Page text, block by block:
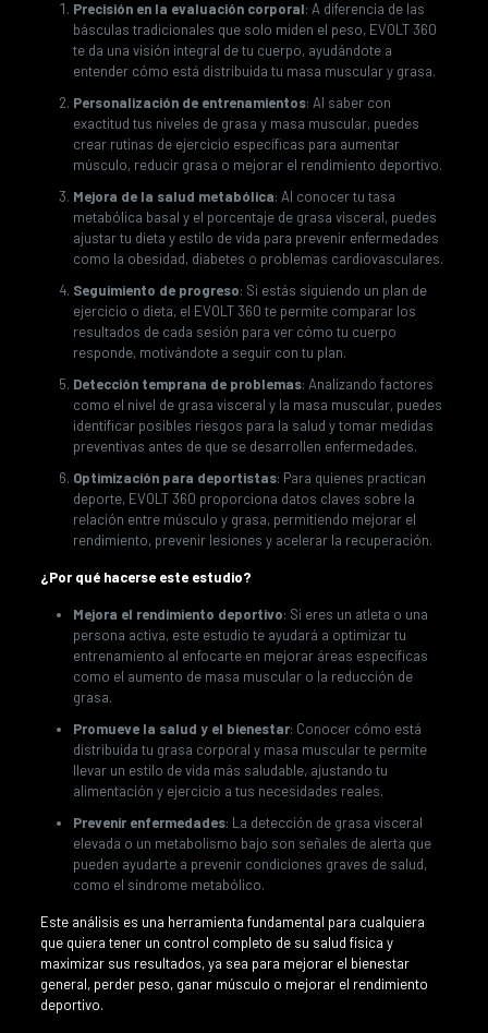
Precisión en la evaluación corporal: A diferencia de las
básculas tradicionales que solo miden el peso, EVOLT 360
te da una visión integral de tu cuerpo, ayudándote a
entender cómo está distribuida tu masa muscular y grasa.
Personalización de entrenamientos: Al saber con
exactitud tus niveles de grasa y masa muscular, puedes
crear rutinas de ejercicio específicas para aumentar
músculo, reducir grasa o mejorar el rendimiento deportivo.
Mejora de la salud metabólica: Al conocer tu tasa
metabólica basal y el porcentaje de grasa visceral, puedes
ajustar tu dieta y estilo de vida para prevenir enfermedades
como la obesidad, diabetes o problemas cardiovasculares.
Seguimiento de progreso: Si estás siguiendo un plan de
ejercicio o dieta, el EVOLT 360 te permite comparar los
resultados de cada sesión para ver cómo tu cuerpo
responde, motivándote a seguir con tu plan.
Detección temprana de problemas: Analizando factores
como el nivel de grasa visceral y la masa muscular, puedes
identificar posibles riesgos para la salud y tomar medidas
preventivas antes de que se desarrollen enfermedades.
Optimización para deportistas: Para quienes practican
deporte, EVOLT 360 proporciona datos claves sobre la
relación entre músculo y grasa, permitiendo mejorar el
rendimiento, prevenir lesiones y acelerar la recuperación.
¿Por qué hacerse este estudio?
Mejora el rendimiento deportivo: Si eres un atleta o una
persona activa, este estudio te ayudará a optimizar tu
entrenamiento al enfocarte en mejorar áreas específicas
como el aumento de masa muscular o la reducción de
grasa.
Promueve la salud y el bienestar: Conocer cómo está
distribuida tu grasa corporal y masa muscular te permite
llevar un estilo de vida más saludable, ajustando tu
alimentación y ejercicio a tus necesidades reales.
Prevenir enfermedades: La detección de grasa visceral
elevada o un metabolismo bajo son señales de alerta que
pueden ayudarte a prevenir condiciones graves de salud,
como el síndrome metabólico.
Este análisis es una herramienta fundamental para cualquiera
que quiera tener un control completo de su salud física y
maximizar sus resultados, ya sea para mejorar el bienestar
general, perder peso, ganar músculo o mejorar el rendimiento
deportivo.